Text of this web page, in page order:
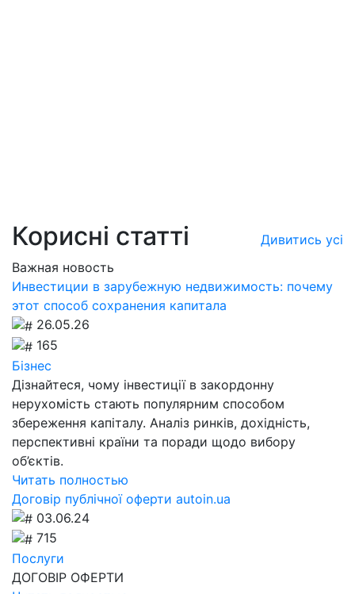
Корисні статті
Дивитись усі
Важная новость
Инвестиции в зарубежную недвижимость: почему
этот способ сохранения капитала
26.05.26
165
Бізнес
Дізнайтеся, чому інвестиції в закордонну
нерухомість стають популярним способом
збереження капіталу. Аналіз ринків, дохідність,
перспективні країни та поради щодо вибору
об’єктів.
Читать полностью
Договір публічної оферти autoin.ua
03.06.24
715
Послуги
ДОГОВІР ОФЕРТИ